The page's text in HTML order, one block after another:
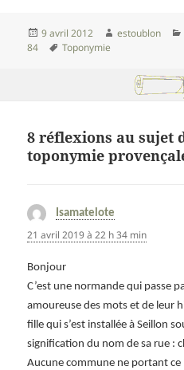
Publié
9 avril 2012 Auteur
estoublon
84
Mots-
Toponymie
8 réflexions au sujet
toponymie
Isamatelote
21 avril 2019 à 22 h 34 min
Bonjour
C’est une normande qui passe
amoureuse des mots et de leur
fille qui s’est installée à Seillon
signification du nom de sa rue :
Aucune commune ne portant ce